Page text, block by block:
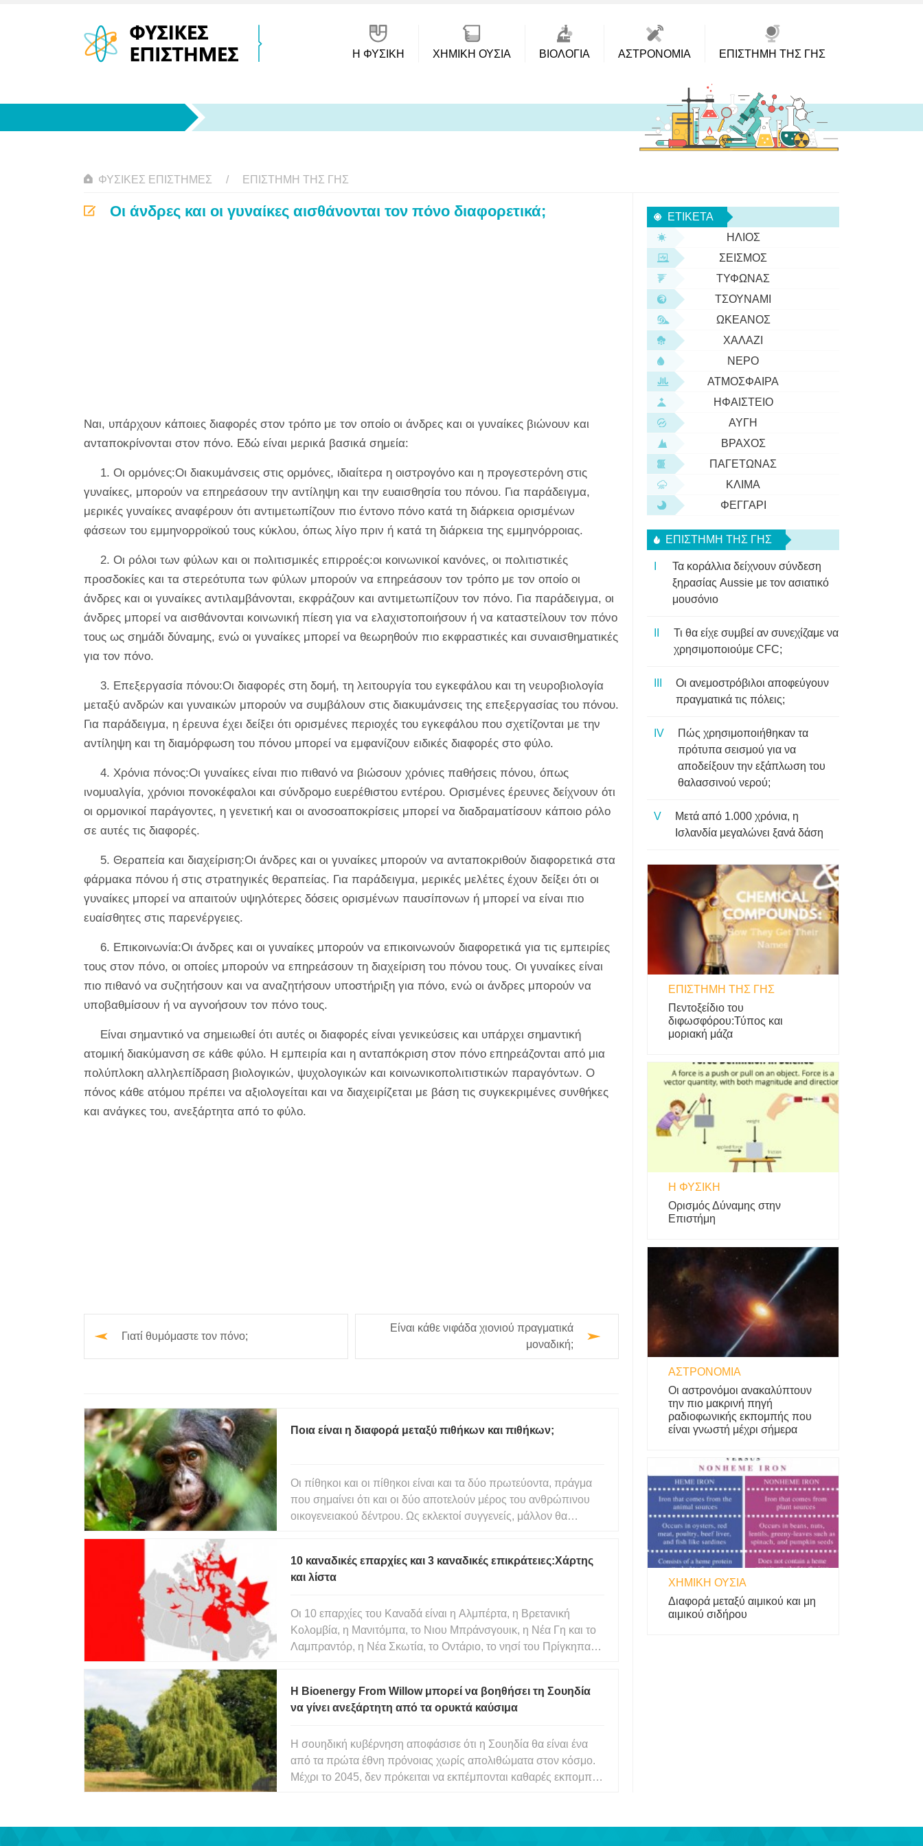
Η ΦΥΣΙΚΗ ΧΗΜΙΚΉ ΟΥΣΊΑ ΒΙΟΛΟΓΊΑ ΑΣΤΡΟΝΟΜΊΑ ΕΠΙΣΤΉΜΗ ΤΗΣ ΓΗΣ
ΦΥΣΙΚΈΣ ΕΠΙΣΤΉΜΕΣ ΕΠΙΣΤΉΜΗ ΤΗΣ ΓΗΣ
Οι άνδρες και οι γυναίκες αισθάνονται τον πόνο διαφορετικά;
Ναι, υπάρχουν κάποιες διαφορές στον τρόπο με τον οποίο οι άνδρες και οι γυναίκες βιώνουν και
ανταποκρίνονται στον πόνο. Εδώ είναι μερικά βασικά σημεία:
1. Οι ορμόνες:Οι διακυμάνσεις στις ορμόνες, ιδιαίτερα η οιστρογόνο και η προγεστερόνη στις
γυναίκες, μπορούν να επηρεάσουν την αντίληψη και την ευαισθησία του πόνου. Για παράδειγμα,
μερικές γυναίκες αναφέρουν ότι αντιμετωπίζουν πιο έντονο πόνο κατά τη διάρκεια ορισμένων
φάσεων του εμμηνορροϊκού τους κύκλου, όπως λίγο πριν ή κατά τη διάρκεια της εμμηνόρροιας.
2. Οι ρόλοι των φύλων και οι πολιτισμικές επιρροές:οι κοινωνικοί κανόνες, οι πολιτιστικές
προσδοκίες και τα στερεότυπα των φύλων μπορούν να επηρεάσουν τον τρόπο με τον οποίο οι
άνδρες και οι γυναίκες αντιλαμβάνονται, εκφράζουν και αντιμετωπίζουν τον πόνο. Για παράδειγμα, οι
άνδρες μπορεί να αισθάνονται κοινωνική πίεση για να ελαχιστοποιήσουν ή να καταστείλουν τον πόνο
τους ως σημάδι δύναμης, ενώ οι γυναίκες μπορεί να θεωρηθούν πιο εκφραστικές και συναισθηματικές
για τον πόνο.
3. Επεξεργασία πόνου:Οι διαφορές στη δομή, τη λειτουργία του εγκεφάλου και τη νευροβιολογία
μεταξύ ανδρών και γυναικών μπορούν να συμβάλουν στις διακυμάνσεις της επεξεργασίας του πόνου.
Για παράδειγμα, η έρευνα έχει δείξει ότι ορισμένες περιοχές του εγκεφάλου που σχετίζονται με την
αντίληψη και τη διαμόρφωση του πόνου μπορεί να εμφανίζουν ειδικές διαφορές στο φύλο.
4. Χρόνια πόνος:Οι γυναίκες είναι πιο πιθανό να βιώσουν χρόνιες παθήσεις πόνου, όπως
ινομυαλγία, χρόνιοι πονοκέφαλοι και σύνδρομο ευερέθιστου εντέρου. Ορισμένες έρευνες δείχνουν ότι
οι ορμονικοί παράγοντες, η γενετική και οι ανοσοαποκρίσεις μπορεί να διαδραματίσουν κάποιο ρόλο
σε αυτές τις διαφορές.
5. Θεραπεία και διαχείριση:Οι άνδρες και οι γυναίκες μπορούν να ανταποκριθούν διαφορετικά στα
φάρμακα πόνου ή στις στρατηγικές θεραπείας. Για παράδειγμα, μερικές μελέτες έχουν δείξει ότι οι
γυναίκες μπορεί να απαιτούν υψηλότερες δόσεις ορισμένων παυσίπονων ή μπορεί να είναι πιο
ευαίσθητες στις παρενέργειες.
6. Επικοινωνία:Οι άνδρες και οι γυναίκες μπορούν να επικοινωνούν διαφορετικά για τις εμπειρίες
τους στον πόνο, οι οποίες μπορούν να επηρεάσουν τη διαχείριση του πόνου τους. Οι γυναίκες είναι
πιο πιθανό να συζητήσουν και να αναζητήσουν υποστήριξη για πόνο, ενώ οι άνδρες μπορούν να
υποβαθμίσουν ή να αγνοήσουν τον πόνο τους.
Είναι σημαντικό να σημειωθεί ότι αυτές οι διαφορές είναι γενικεύσεις και υπάρχει σημαντική
ατομική διακύμανση σε κάθε φύλο. Η εμπειρία και η ανταπόκριση στον πόνο επηρεάζονται από μια
πολύπλοκη αλληλεπίδραση βιολογικών, ψυχολογικών και κοινωνικοπολιτιστικών παραγόντων. Ο
πόνος κάθε ατόμου πρέπει να αξιολογείται και να διαχειρίζεται με βάση τις συγκεκριμένες συνθήκες
και ανάγκες του, ανεξάρτητα από το φύλο.
Γιατί θυμόμαστε τον πόνο;
Είναι κάθε νιφάδα χιονιού πραγματικά
μοναδική;
Ποια είναι η διαφορά μεταξύ πιθήκων και πιθήκων;
Οι πίθηκοι και οι πίθηκοι είναι και τα δύο πρωτεύοντα, πράγμα
που σημαίνει ότι και οι δύο αποτελούν μέρος του ανθρώπινου
οικογενειακού δέντρου. Ως εκλεκτοί συγγενείς, μάλλον θα
και
10 καναδικές επαρχίες και 3 καναδικές επικράτειες:Χάρτης
και λίστα
Οι 10 επαρχίες του Καναδά είναι η Αλμπέρτα, η Βρετανική
Κολομβία, η Μανιτόμπα, το Νιου Μπράνσγουικ, η Νέα Γη και το
Λαμπραντόρ, η Νέα Σκωτία, το Οντάριο, το νησί του Πρίγκηπα
Καναδάς
Η Bioenergy From Willow μπορεί να βοηθήσει τη Σουηδία
να γίνει ανεξάρτητη από τα ορυκτά καύσιμα
Η σουηδική κυβέρνηση αποφάσισε ότι η Σουηδία θα είναι ένα
από τα πρώτα έθνη πρόνοιας χωρίς απολιθώματα στον κόσμο.
Μέχρι το 2045, δεν πρόκειται να εκπέμπονται καθαρές εκπομπές
καύσιμα.
ΕΤΙΚΈΤΑ
ΉΛΙΟΣ
ΣΕΙΣΜΌΣ
ΤΥΦΏΝΑΣ
ΤΣΟΥΝΆΜΙ
ΩΚΕΑΝΌΣ
ΧΑΛΆΖΙ
ΝΕΡΌ
ΑΤΜΌΣΦΑΙΡΑ
ΗΦΑΊΣΤΕΙΟ
ΑΥΓΉ
ΒΡΆΧΟΣ
ΠΑΓΕΤΏΝΑΣ
ΚΛΊΜΑ
ΦΕΓΓΆΡΙ
ΕΠΙΣΤΉΜΗ ΤΗΣ ΓΗΣ
Τα κοράλλια δείχνουν σύνδεση
ξηρασίας Aussie με τον ασιατικό
μουσόνιο
Τι θα είχε συμβεί αν συνεχίζαμε να
χρησιμοποιούμε CFC;
Οι ανεμοστρόβιλοι αποφεύγουν
πραγματικά τις πόλεις;
Πώς χρησιμοποιήθηκαν τα
πρότυπα σεισμού για να
αποδείξουν την εξάπλωση του
θαλασσινού νερού;
Μετά από 1.000 χρόνια, η
Ισλανδία μεγαλώνει ξανά δάση
ΕΠΙΣΤΉΜΗ ΤΗΣ ΓΗΣ
Πεντοξείδιο του
διφωσφόρου:Τύπος και
μοριακή μάζα
Η ΦΥΣΙΚΗ
Ορισμός Δύναμης στην
Επιστήμη
ΑΣΤΡΟΝΟΜΊΑ
Οι αστρονόμοι ανακαλύπτουν
την πιο μακρινή πηγή
ραδιοφωνικής εκπομπής που
είναι γνωστή μέχρι σήμερα
ΧΗΜΙΚΉ ΟΥΣΊΑ
Διαφορά μεταξύ αιμικού και μη
αιμικού σιδήρου